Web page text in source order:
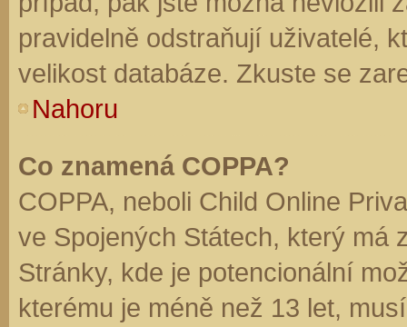
pravidelně odstraňují uživatelé,
velikost databáze. Zkuste se
Nahoru
Co znamená COPPA?
COPPA, neboli Child Online
ve Spojených Státech, který má
Stránky, kde je potencionální
kterému je méně než 13 let,